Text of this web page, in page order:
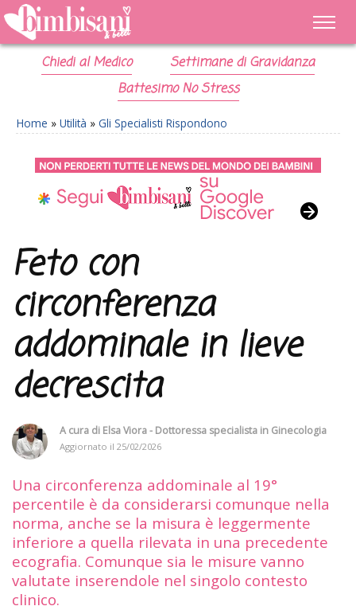
Chiedi al Medico
Settimane di Gravidanza
Battesimo No Stress
Home » Utilità » Gli Specialisti Rispondono
Feto con
circonferenza
addominale in lieve
decrescita
A cura di Elsa Viora - Dottoressa specialista in Ginecologia
Aggiornato il 25/02/2026
Una circonferenza addominale al 19°
percentile è da considerarsi comunque nella
norma, anche se la misura è leggermente
inferiore a quella rilevata in una precedente
ecografia. Comunque sia le misure vanno
valutate inserendole nel singolo contesto
clinico.